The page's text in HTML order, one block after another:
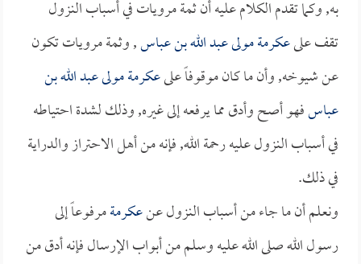
به, وكما تقدم الكلام عليه أن ثمة مرويات في أسباب النزول
تقف علىعكرمة مولى عبد الله بن عباس, وثمة مرويات تكون
عن شيوخه, وأن ما كان موقوفاً علىعكرمة مولى عبد الله بن
عباسفهو أصح وأدق مما يرفعه إلى غيره, وذلك لشدة احتياطه
في أسباب النزول عليه رحمة الله, فإنه من أهل الاحتراز والدراية
في ذلك.
ونعلم أن ما جاء من أسباب النزول عنعكرمةمرفوعاً إلى
رسول الله صلى الله عليه وسلم من أبواب الإرسال فإنه أدق من